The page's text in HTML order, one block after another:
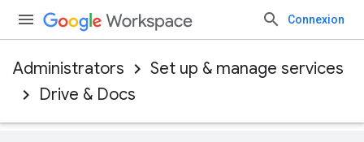
Connexion
Administrators
Set up & manage services
Drive & Docs